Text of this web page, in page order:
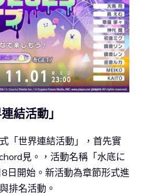
結活動」
「世界連結活動」，首先實
見。，活動名稱「水底に
日開始。新活動為章節形式進
排名活動。